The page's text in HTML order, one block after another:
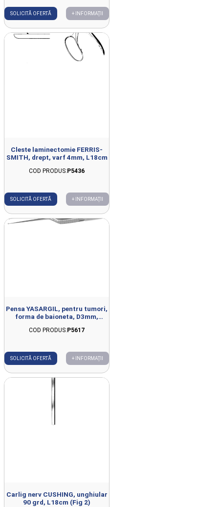
SOLICITĂ OFERTĂ + INFORMAȚII
Cleste laminectomie FERRIS-
SMITH, drept, varf 4mm, L18cm
COD PRODUS:P5436
SOLICITĂ OFERTĂ + INFORMAȚII
Pensa YASARGIL, pentru tumori,
forma de baioneta, D3mm,
COD PRODUS: P5617
SOLICITĂ OFERTĂ + INFORMAȚII
Carlig nerv CUSHING, unghiular
90 grd, L18cm (Fig 2)